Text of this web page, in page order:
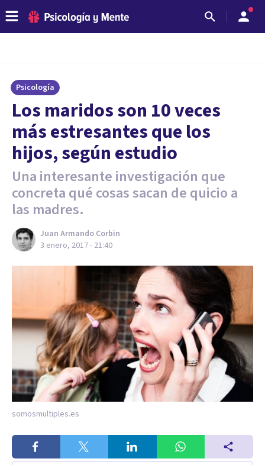
Psicología
​Los maridos son 10 veces
más estresantes que los
hijos, según estudio
Una interesante investigación que
concreta qué cosas sacan de quicio a
las madres.
Juan Armando Corbin
3 enero, 2017 - 21:40
somosmultiples.es